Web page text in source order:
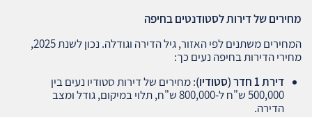
מחירים של דירות לסטודנטים בחיפה
המחירים משתנים לפי האזור, גיל הדירה וגודלה. נכון לשנת 2025,
מחירי הדירות בחיפה נעים כך:
דירת 1 חדר (סטודיו)
: מחירים של דירות סטודיו נעים בין
500,000 ש"ח ל-800,000 ש"ח, תלוי במיקום, גודל ומצב
הדירה.